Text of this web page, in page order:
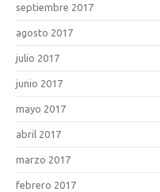
septiembre 2017
agosto 2017
julio 2017
junio 2017
mayo 2017
abril 2017
marzo 2017
febrero 2017